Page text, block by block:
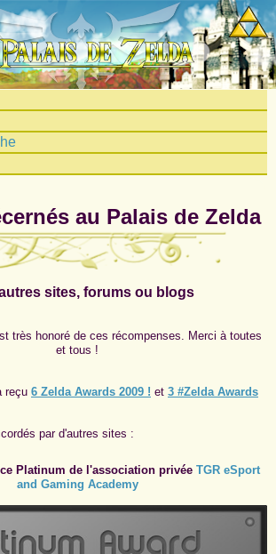
au Palais de Zelda
sites, forums ou blogs
très honoré de ces récompenses. Merci à toutes
et tous !
reçu 6 Zelda Awards 2009 ! et 3 #Zelda Awards
par d'autres sites :
Platinum de l'association privée TGR eSport
and Gaming Academy